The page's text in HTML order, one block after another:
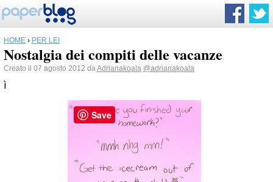
HOME › PER LEI
Nostalgia dei compiti delle vacanze
Creato il 07 agosto 2012 daAdrianakoala @adrianakoala
ì
Save